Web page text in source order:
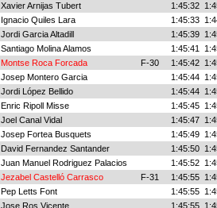
Xavier Arnijas Tubert 1:45:32
Ignacio Quiles Lara 1:45:33
Jordi Garcia Altadill 1:45:39
Santiago Molina Alamos 1:45:41
Montse Roca Forcada F-30 1:45:42
Josep Montero Garcia 1:45:44
Jordi López Bellido 1:45:44
Enric Ripoll Misse 1:45:45
Joel Canal Vidal 1:45:47
Josep Fortea Busquets 1:45:49
David Fernandez Santander 1:45:50
Juan Manuel Rodriguez Palacios 1:45:52
Jezabel Castelló Carrasco F-31 1:45:55
Pep Letts Font 1:45:55
Jose Ros Vicente 1:45:55